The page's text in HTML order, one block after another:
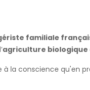
familiale
agriculture
la conscience qu'en